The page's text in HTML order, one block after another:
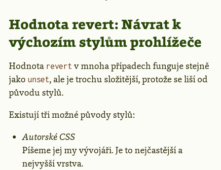
Hodnota revert: Návrat k
výchozím stylům prohlížeče
Hodnota revert v mnoha případech funguje stejně
jako unset, ale je trochu složitější, protože se liší od
původu stylů.
Existují tři možné původy stylů:
Autorské CSS
Píšeme jej my vývojáři. Je to nejčastější a
nejvyšší vrstva.